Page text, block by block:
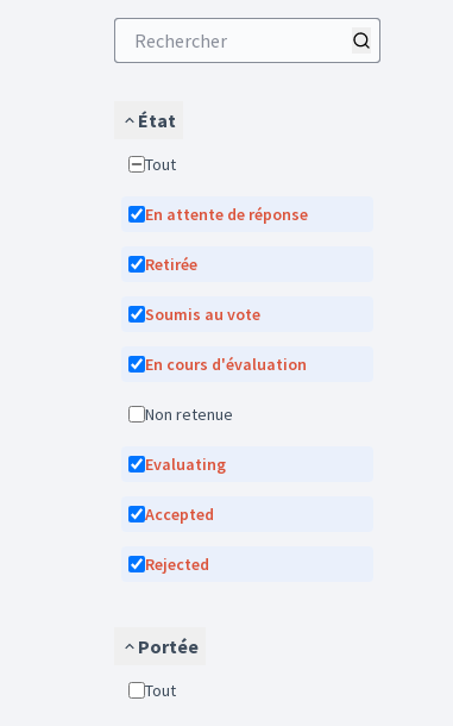
État
Tout
En attente de réponse
Retirée
Soumis au vote
En cours d'évaluation
Non retenue
Evaluating
Accepted
Rejected
Portée
Tout